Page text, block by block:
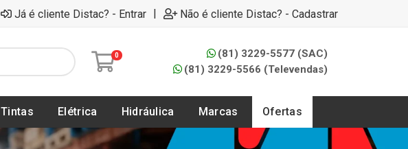
Já é cliente Distac? - Entrar | Não é cliente Distac? - Cadastrar
0
(81) 3229-5577 (SAC)
(81) 3229-5566 (Televendas)
Tintas Elétrica Hidráulica Marcas Ofertas